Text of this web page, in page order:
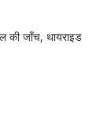
की जाँच, थायराइड